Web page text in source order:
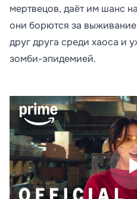
мертвецов, даёт им шанс
они борются за
друг друга среди хаоса и
зомби-эпидемией.